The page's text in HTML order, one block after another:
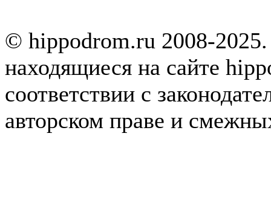
© hippodrom.ru 2008-
находящиеся на сайте
соответствии с
авторском праве и